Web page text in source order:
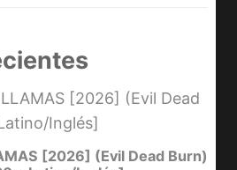
[2026] (Evil Dead Burn)